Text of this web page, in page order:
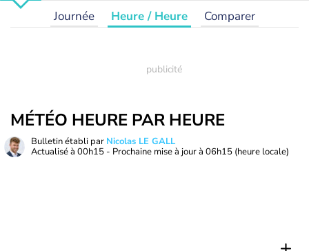
Journée Heure / Heure Comparer
MÉTÉO HEURE PAR HEURE
Bulletin établi par Nicolas LE GALL
Actualisé à 00h15 - Prochaine mise à jour à 06h15 (heure locale)